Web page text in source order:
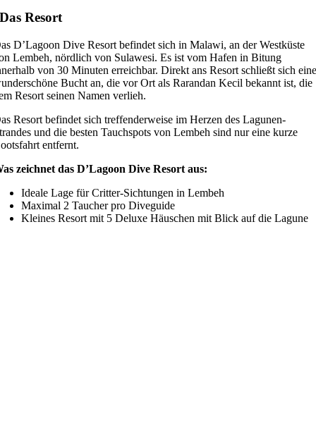
Das Resort
D’Lagoon Dive Resort befindet sich in Malawi, an der Westküste
Lembeh, nördlich von Sulawesi. Es ist vom Hafen in Bitung
von 30 Minuten erreichbar. Direkt ans Resort schließt sich
Bucht an, die vor Ort als Rarandan Kecil bekannt ist, die
Resort seinen Namen verlieh.
Resort befindet sich treffenderweise im Herzen des Lagunen-
und die besten Tauchspots von Lembeh sind nur eine kurze
entfernt.
zeichnet das D’Lagoon Dive Resort aus:
Ideale Lage für Critter-Sichtungen in Lembeh
Maximal 2 Taucher pro Diveguide
Kleines Resort mit 5 Deluxe Häuschen mit Blick auf die Lagune